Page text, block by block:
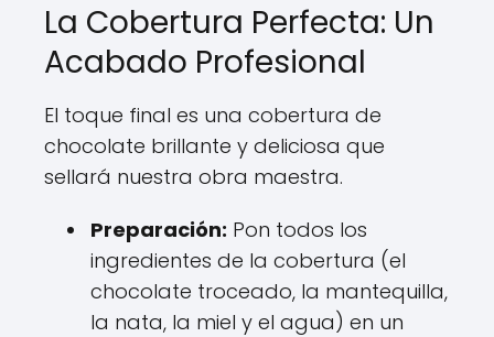
La Cobertura Perfecta: Un
Acabado Profesional
El toque final es una cobertura de
chocolate brillante y deliciosa que
sellará nuestra obra maestra.
Preparación: Pon todos los
ingredientes de la cobertura (el
chocolate troceado, la mantequilla,
la nata, la miel y el agua) en un